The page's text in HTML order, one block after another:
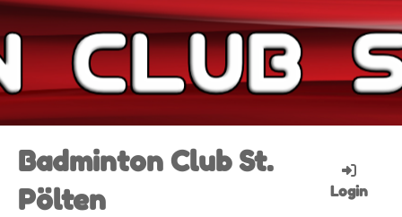
Badminton Club St.
Pölten
Login